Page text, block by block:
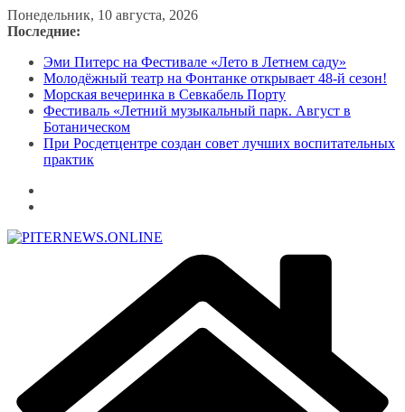
Перейти
к
Понедельник, 10 августа, 2026
Последние:
Эми Питерс на Фестивале «Лето в Летнем саду»
Молодёжный театр на Фонтанке открывает 48-й сезон!
Морская вечеринка в Севкабель Порту
Фестиваль «Летний музыкальный парк. Август в
Ботаническом
При Росдетцентре создан совет лучших воспитательных
практик